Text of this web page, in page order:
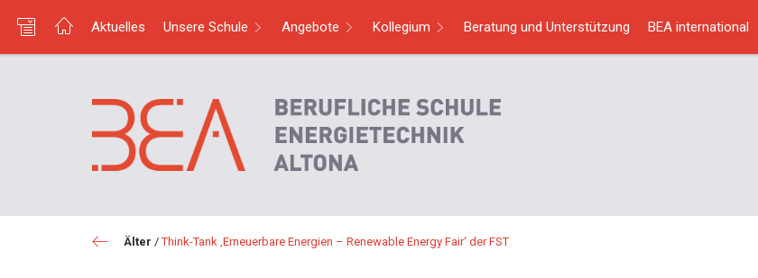
Aktuelles Unsere Schule Angebote Kollegium Beratung und Unterstützung BEA international
Älter /Think-Tank ‚Erneuerbare Energien – Renewable Energy Fair‘ der FST